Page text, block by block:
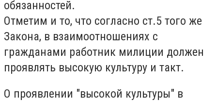
обязанностей.
Отметим и то, что согласно ст.5 того же
Закона, в взаимоотношениях с
гражданами работник милиции должен
проявлять высокую культуру и такт.
О проявлении "высокой культуры" в